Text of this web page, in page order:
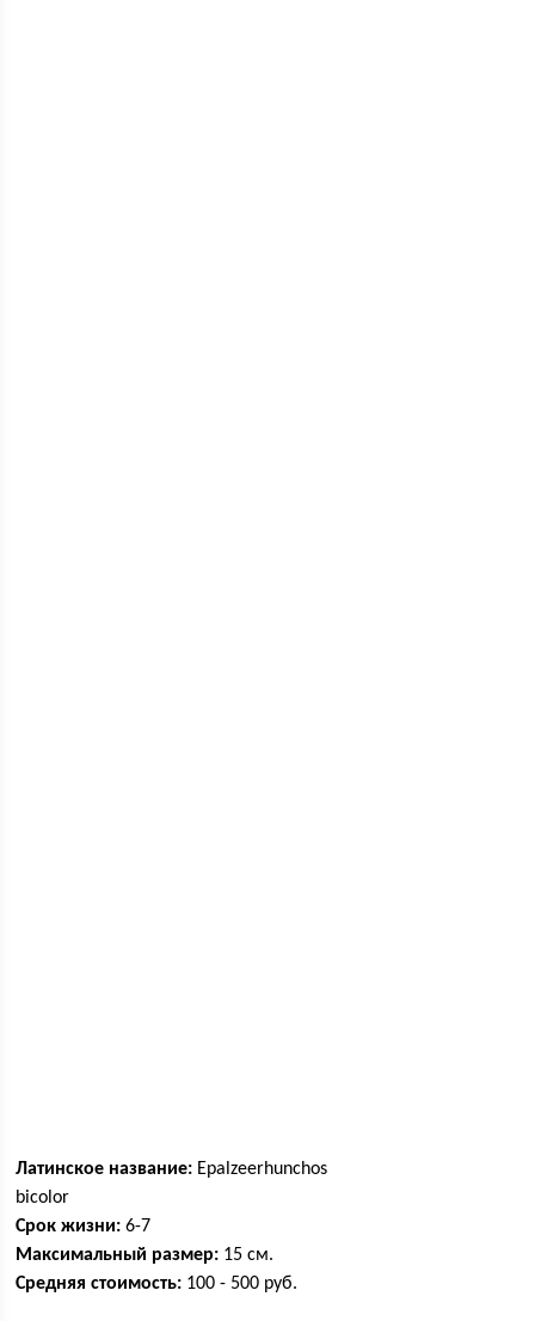
Латинское название: Epalzeerhunchos
bicolor
Срок жизни: 6-7
Максимальный размер: 15 см.
Средняя стоимость: 100 - 500 руб.